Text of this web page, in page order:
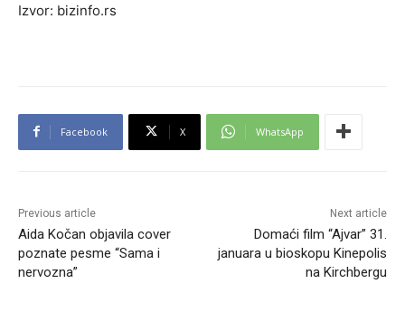
Izvor: bizinfo.rs
Facebook X WhatsApp
Previous article
Aida Kočan objavila cover
poznate pesme “Sama i
nervozna”
Next article
Domaći film “Ajvar” 31.
januara u bioskopu Kinepolis
na Kirchbergu